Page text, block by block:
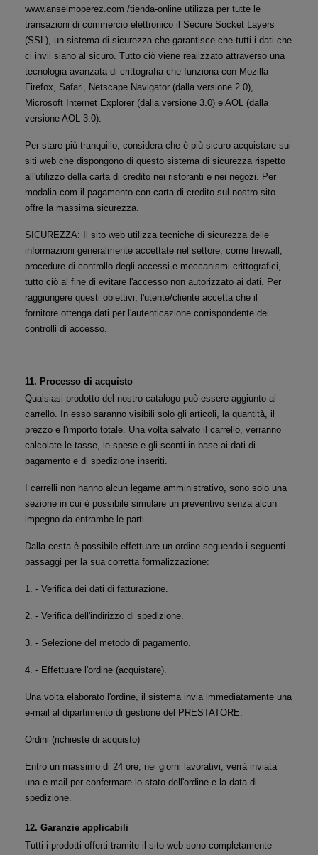
www.anselmoperez.com /tienda-online utilizza per tutte le
transazioni di commercio elettronico il Secure Socket Layers
(SSL), un sistema di sicurezza che garantisce che tutti i dati che
ci invii siano al sicuro. Tutto ciò viene realizzato attraverso una
tecnologia avanzata di crittografia che funziona con Mozilla
Firefox, Safari, Netscape Navigator (dalla versione 2.0),
Microsoft Internet Explorer (dalla versione 3.0) e AOL (dalla
versione AOL 3.0).
Per stare più tranquillo, considera che è più sicuro acquistare sui
siti web che dispongono di questo sistema di sicurezza rispetto
all'utilizzo della carta di credito nei ristoranti e nei negozi. Per
modalia.com il pagamento con carta di credito sul nostro sito
offre la massima sicurezza.
SICUREZZA: Il sito web utilizza tecniche di sicurezza delle
informazioni generalmente accettate nel settore, come firewall,
procedure di controllo degli accessi e meccanismi crittografici,
tutto ciò al fine di evitare l'accesso non autorizzato ai dati. Per
raggiungere questi obiettivi, l'utente/cliente accetta che il
fornitore ottenga dati per l'autenticazione corrispondente dei
controlli di accesso.
11. Processo di acquisto
Qualsiasi prodotto del nostro catalogo può essere aggiunto al
carrello. In esso saranno visibili solo gli articoli, la quantità, il
prezzo e l'importo totale. Una volta salvato il carrello, verranno
calcolate le tasse, le spese e gli sconti in base ai dati di
pagamento e di spedizione inseriti.
I carrelli non hanno alcun legame amministrativo, sono solo una
sezione in cui è possibile simulare un preventivo senza alcun
impegno da entrambe le parti.
Dalla cesta è possibile effettuare un ordine seguendo i seguenti
passaggi per la sua corretta formalizzazione:
1. - Verifica dei dati di fatturazione.
2. - Verifica dell'indirizzo di spedizione.
3. - Selezione del metodo di pagamento.
4. - Effettuare l'ordine (acquistare).
Una volta elaborato l'ordine, il sistema invia immediatamente una
e-mail al dipartimento di gestione del PRESTATORE.
Ordini (richieste di acquisto)
Entro un massimo di 24 ore, nei giorni lavorativi, verrà inviata
una e-mail per confermare lo stato dell'ordine e la data di
spedizione.
12. Garanzie applicabili
Tutti i prodotti offerti tramite il sito web sono completamente